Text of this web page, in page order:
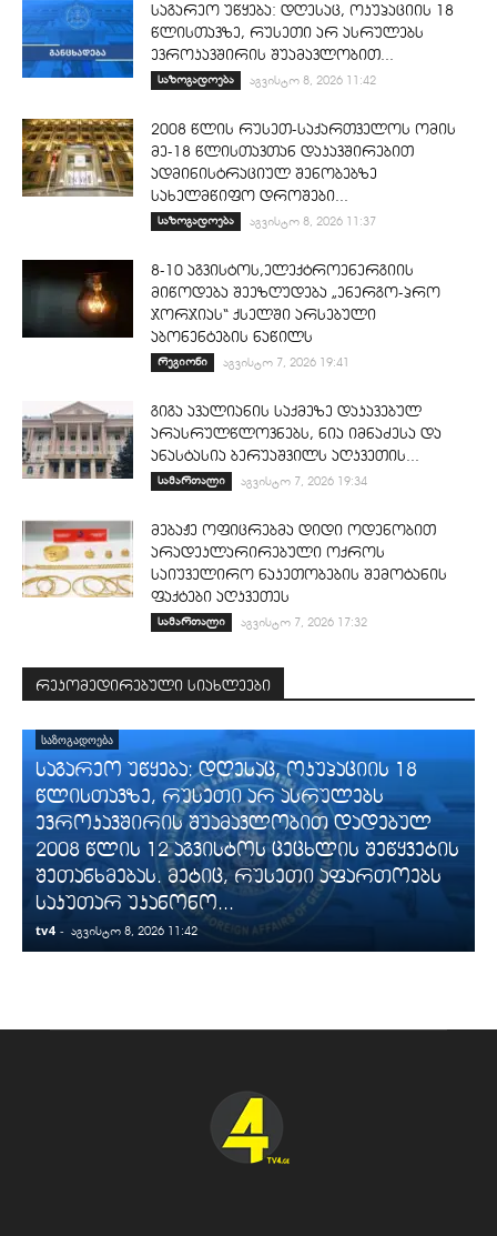
საგარეო უწყება: დღესაც, ოკუპაციის 18
წლისთავზე, რუსეთი არ ასრულებს
ევროკავშირის შუამავლობით...
საზოგადოება აგვისტო 8, 2026 11:42
2008 წლის რუსეთ-საქართველოს ომის
მე-18 წლისთავთან დაკავშირებით
ადმინისტრაციულ შენობებზე
სახელმწიფო დროშები...
საზოგადოება აგვისტო 8, 2026 11:37
8-10 აგვისტოს,ელექტროენერგიის
მიწოდება შეეზღუდება „ენერგო-პრო
ჯორჯიას“ ქსელში არსებული
აბონენტების ნაწილს
რეგიონი აგვისტო 7, 2026 19:41
გიგა ავალიანის საქმეზე დაკავებულ
არასრულწლოვნებს, ნია იმნაძესა და
ანასტასია ბერუაშვილს აღკვეთის...
სამართალი აგვისტო 7, 2026 19:34
მებაჟე ოფიცრებმა დიდი ოდენობით
არადეკლარირებული ოქროს
საიუველირო ნაკეთობების შემოტანის
ფაქტები აღკვეთეს
სამართალი აგვისტო 7, 2026 17:32
რეკომედირებული სიახლეები
ᲡᲐᲖᲝᲒᲐᲓᲝᲔᲑᲐ
საგარეო უწყება: დღესაც, ოკუპაციის 18
წლისთავზე, რუსეთი არ ასრულებს
ევროკავშირის შუამავლობით დადებულ
2008 წლის 12 აგვისტოს ცეცხლის შეწყვეტის
შეთანხმებას. მეტიც, რუსეთი აფართოებს
საკუთარ უკანონო...
tv4 - აგვისტო 8, 2026 11:42